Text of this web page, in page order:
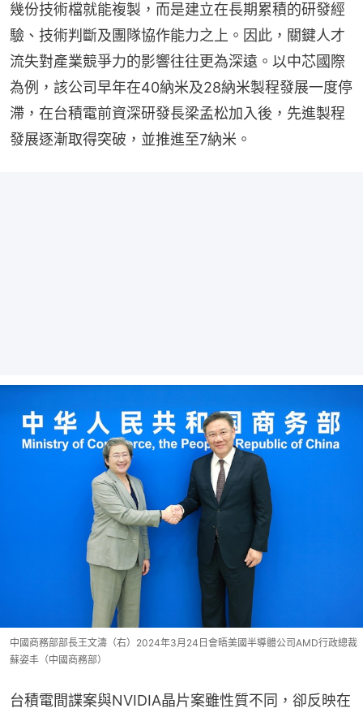
幾份技術檔就能複製，而是建立在長期累積的研發經
驗、技術判斷及團隊協作能力之上。因此，關鍵人才
流失對產業競爭力的影響往往更為深遠。以中芯國際
為例，該公司早年在40納米及28納米製程發展一度停
滯，在台積電前資深研發長梁孟松加入後，先進製程
發展逐漸取得突破，並推進至7納米。
中國商務部部長王文濤（右）2024年3月24日會晤美國半導體公司AMD行政總裁
蘇姿丰（中國商務部）
台積電間諜案與NVIDIA晶片案雖性質不同，卻反映在